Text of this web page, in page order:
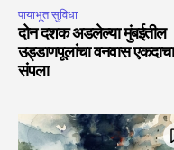
पायाभूत सुविधा
दोन दशक अडलेल्या मुंबईतील
उड्डाणपूलांचा वनवास एकदाचा
संपला